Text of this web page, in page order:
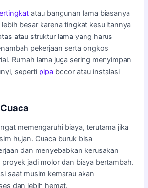
atau bangunan lama biasanya
besar karena tingkat kesulitannya
atau struktur lama yang harus
pekerjaan serta ongkos
Rumah lama juga sering menyimpan
seperti pipa bocor atau instalasi
memengaruhi biaya, terutama jika
hujan. Cuaca buruk bisa
dan menyebabkan kerusakan
proyek jadi molor dan biaya bertambah.
saat musim kemarau akan
dan lebih hemat.